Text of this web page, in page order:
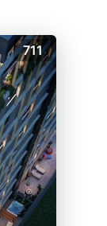
711